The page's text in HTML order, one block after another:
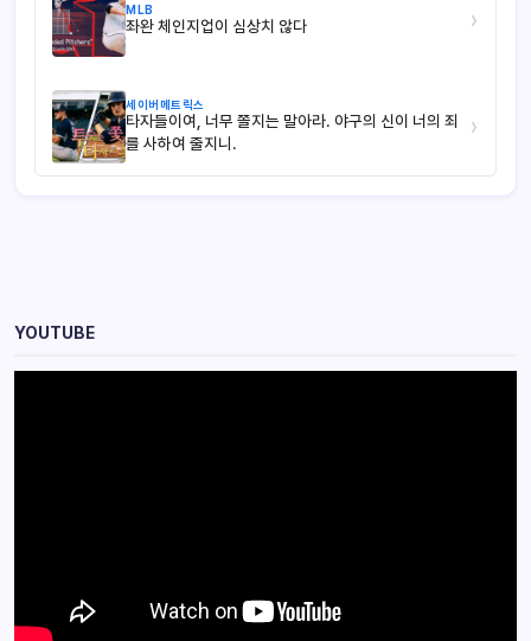
MLB
좌완 체인지업이 심상치 않다 ›
세이버메트릭스
타자들이여, 너무 쫄지는 말아라. 야구의 신이 너의 죄
를 사하여 줄지니.
›
YOUTUBE